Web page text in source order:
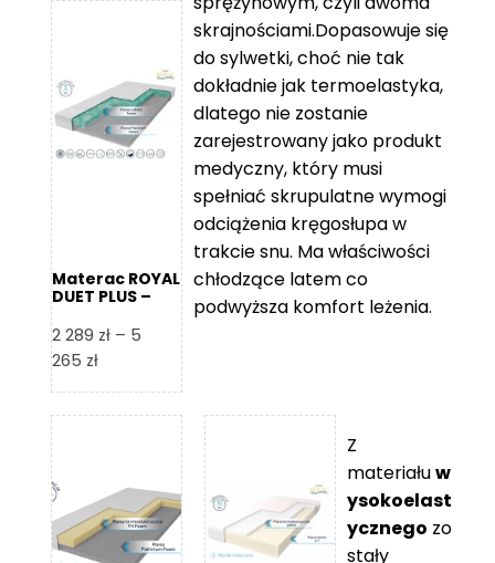
139 zł
do
2
109 zł
2
360 zł
5
365 zł
Materac ROYAL
DUET PLUS –
2 289 zł – 5
265 złZakres
od
do
5
265 zł
skrajnościami.Dopasowuje się
do sylwetki, choć nie tak
dokładnie jak termoelastyka,
dlatego nie zostanie
zarejestrowany jako produkt
medyczny, który musi
spełniać skrupulatne wymogi
odciążenia kręgosłupa w
trakcie snu. Ma właściwości
chłodzące latem co
podwyższa komfort leżenia.
Z
materiałuw
ysokoelast
ycznego zo
stały